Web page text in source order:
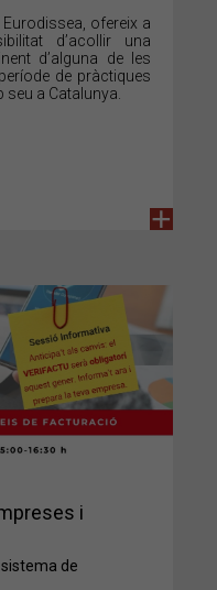
ofereix a
d’acollir una
d’alguna de les
de pràctiques
a Catalunya.
+
i
de